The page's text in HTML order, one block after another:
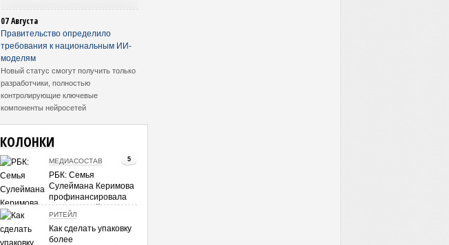
07 Августа
Правительство определило
требования к национальным ИИ-
моделям
Новый статус смогут получить только
разработчики, полностью
контролирующие ключевые
компоненты нейросетей
КОЛОНКИ
5
МЕДИАСОСТАВ
РБК: Семья
Сулеймана Керимова
профинансировала
покупку «Лайсы»
группой «Вера-
Олимп»
РИТЕЙЛ
Как сделать упаковку
более